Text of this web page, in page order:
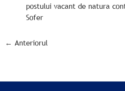
postului vacant de natura
Sofer
← Anteriorul